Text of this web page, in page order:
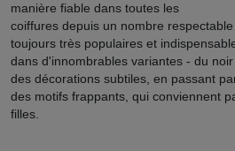
manière fiable dans toutes les
coiffures depuis un nombre
toujours très populaires et
dans d'innombrables variantes - du
des décorations subtiles, en passant
des motifs frappants, qui conviennent
filles.